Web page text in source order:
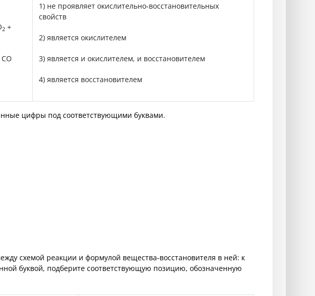
2 +
1) не проявляет окислительно‑восстановительных
свойств
2) является окислителем
3) является и окислителем, и восстановителем
4) является восстановителем
цифры под соответствующими буквами.
схемой реакции и формулой вещества‑восстановителя в ней: к
буквой, подберите соответствующую позицию, обозначенную